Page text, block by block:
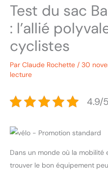
Test du sac
: l’allié
cyclistes
Par Claude Rochette / 30
lecture
4.9/
Dans un monde où la
trouver le bon équipement